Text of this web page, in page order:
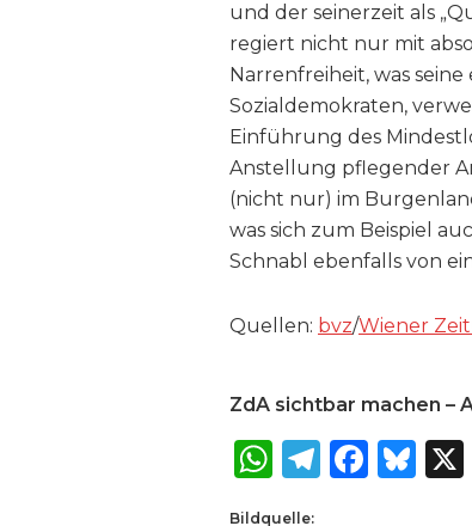
und der seinerzeit als
regiert nicht nur mit
Narrenfreiheit, was
Sozialdemokraten,
Einführung des
Anstellung pflegender
(nicht nur) im
was sich zum Beispiel
Schnabl ebenfalls von
Quellen: bvz/Wiener
ZdA sichtbar machen –
W T
F
B
Bildquelle: